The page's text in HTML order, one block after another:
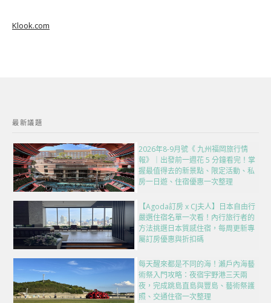
Klook.com
最新議題
2026年8-9月號《 九州福岡旅行情
報》｜出發前一週花 5 分鐘看完！掌
握最值得去的新景點、限定活動、私
房一日遊、住宿優惠一次整理
【Agoda訂房 x CJ夫人】日本自由行
嚴選住宿名單一次看！內行旅行者的
方法挑選日本質感住宿，每周更新專
屬訂房優惠與折扣碼
每天醒來都是不同的海！瀨戶內海藝
術祭入門攻略：夜宿宇野港三天兩
夜，完成跳島直島與豐島、藝術祭護
照、交通住宿一次整理